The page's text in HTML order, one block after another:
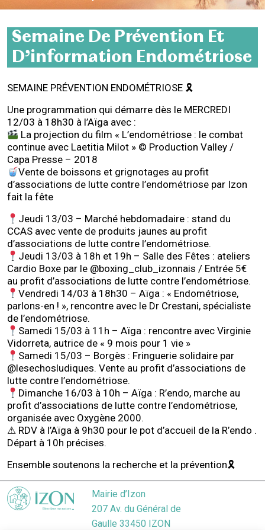
Semaine De Prévention Et
D’information Endométriose
SEMAINE PRÉVENTION ENDOMÉTRIOSE 🎗
Une programmation qui démarre dès le MERCREDI
12/03 à 18h30 à l’Aïga avec :
La projection du film « L’endométriose : le combat
continue avec Laetitia Milot » © Production Valley /
Capa Presse – 2018
Vente de boissons et grignotages au profit
d’associations de lutte contre l’endométriose par Izon
fait la fête
Jeudi 13/03 – Marché hebdomadaire : stand du
CCAS avec vente de produits jaunes au profit
d’associations de lutte contre l’endométriose.
Jeudi 13/03 à 18h et 19h – Salle des Fêtes : ateliers
Cardio Boxe par le @boxing_club_izonnais / Entrée 5€
au profit d’associations de lutte contre l’endométriose.
Vendredi 14/03 à 18h30 – Aïga : « Endométriose,
parlons-en ! », rencontre avec le Dr Crestani, spécialiste
de l’endométriose.
Samedi 15/03 à 11h – Aïga : rencontre avec Virginie
Vidorreta, autrice de « 9 mois pour 1 vie »
Samedi 15/03 – Borgès : Fringuerie solidaire par
@lesechosludiques. Vente au profit d’associations de
lutte contre l’endométriose.
Dimanche 16/03 à 10h – Aïga : R’endo, marche au
profit d’associations de lutte contre l’endométriose,
organisée avec Oxygène 2000.
⚠ RDV à l’Aïga à 9h30 pour le pot d’accueil de la R’endo .
Départ à 10h précises.
Ensemble soutenons la recherche et la prévention🎗
Mairie d’Izon
207 Av. du Général de
Gaulle 33450 IZON